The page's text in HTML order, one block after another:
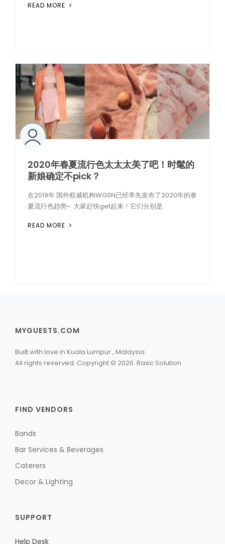
READ MORE
2020年春夏流行色太太太美了吧！时髦的
新娘确定不pick？
在2019年 国外权威机构WGSN已经率先发布了2020年的春
夏流行色趋势~ 大家赶快get起来！它们分别是..
READ MORE
MYGUESTS.COM
Built with love in Kuala Lumpur , Malaysia
All rights reserved. Copyright © 2020. Raxic Solution.
FIND VENDORS
Bands
Bar Services & Beverages
Caterers
Decor & Lighting
SUPPORT
Help Desk